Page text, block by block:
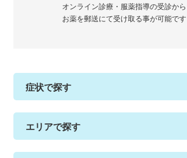
オンライン診療・服薬指導の受診から
お薬を郵送にて受け取る事が可能です
症状で探す
エリアで探す